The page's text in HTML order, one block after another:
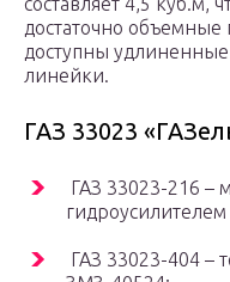
достаточно
доступны
линейки.
ГАЗ 33023
ГАЗ 33023-216 –
ГАЗ 33023-404 –